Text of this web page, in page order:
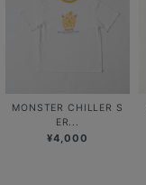
MONSTER CHILLER S
ER...
¥4,000